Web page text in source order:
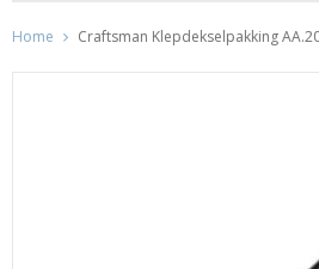
Home Craftsman Klepdekselpakking